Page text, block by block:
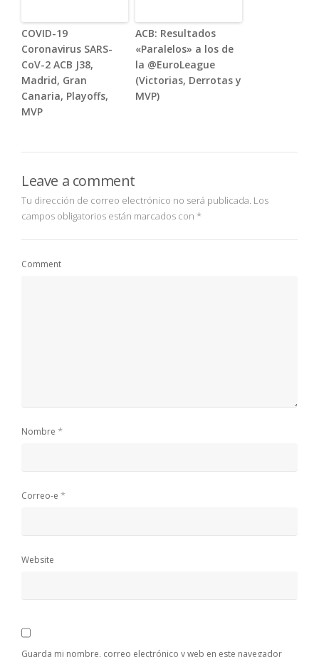
COVID-19
Coronavirus SARS-
CoV-2 ACB J38,
Madrid, Gran
Canaria, Playoffs,
MVP
ACB: Resultados
«Paralelos» a los de
la @EuroLeague
(Victorias, Derrotas y
MVP)
Leave a comment
Tu dirección de correo electrónico no será publicada. Los
campos obligatorios están marcados con *
Comment
Nombre *
Correo-e *
Website
Guarda mi nombre, correo electrónico y web en este navegador